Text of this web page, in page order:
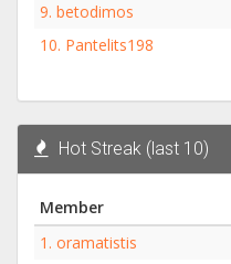
9. betodimos
10. Pantelits198
Hot Streak (last 10)
Member
1. oramatistis